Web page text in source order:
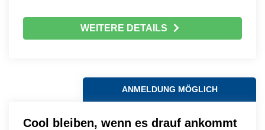
WEITERE DETAILS
ANMELDUNG MÖGLICH
Cool bleiben, wenn es drauf ankommt